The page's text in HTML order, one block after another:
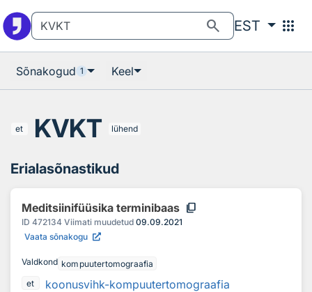
search EST apps
Sõnakogud 1 Keel
et KVKT lühend
Erialasõnastikud
Meditsiinifüüsika terminibaas content_copy
ID 472134 Viimati muudetud 09.09.2021
Vaata sõnakogu
Valdkond kompuutertomograafia
et
koonusvihk-kompuutertomograafia